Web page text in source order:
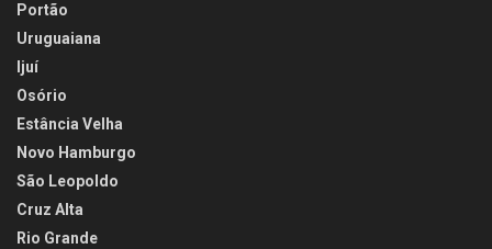
Portão
Uruguaiana
Ijuí
Osório
Estância Velha
Novo Hamburgo
São Leopoldo
Cruz Alta
Rio Grande